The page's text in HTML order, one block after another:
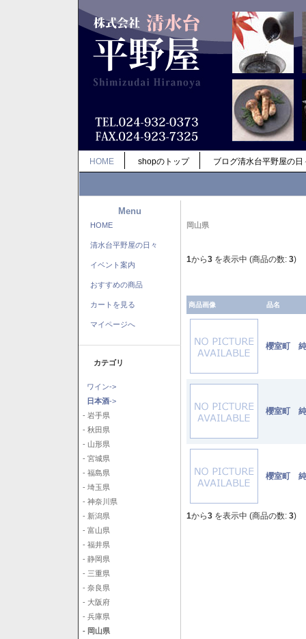
HOME shopのトップ ブログ清水台平野屋の日
Menu
HOME
清水台平野屋の日々
イベント案内
おすすめの商品
カートを見る
マイページへ
カテゴリ
ワイン->
日本酒->
- 岩手県
- 秋田県
- 山形県
- 宮城県
- 福島県
- 埼玉県
- 神奈川県
- 新潟県
- 富山県
- 福井県
- 静岡県
- 三重県
- 奈良県
- 大阪府
- 兵庫県
- 岡山県
岡山県
1から3 を表示中 (商品の数: 3)
商品画像 品名
櫻室町
櫻室町
櫻室町
1から3 を表示中 (商品の数: 3)